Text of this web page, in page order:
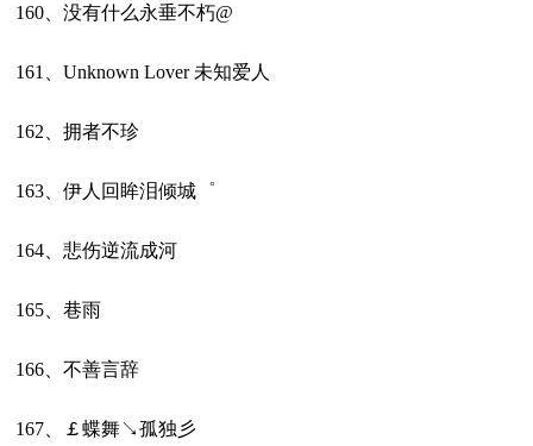
160、没有什么永垂不朽@
161、Unknown Lover 未知爱人
162、拥者不珍
163、伊人回眸泪倾城゜
164、悲伤逆流成河
165、巷雨
166、不善言辞
167、￡蝶舞↘孤独彡